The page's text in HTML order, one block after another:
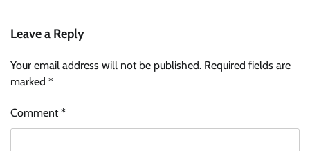
Leave a Reply
Your email address will not be published. Required fields are
marked *
Comment*